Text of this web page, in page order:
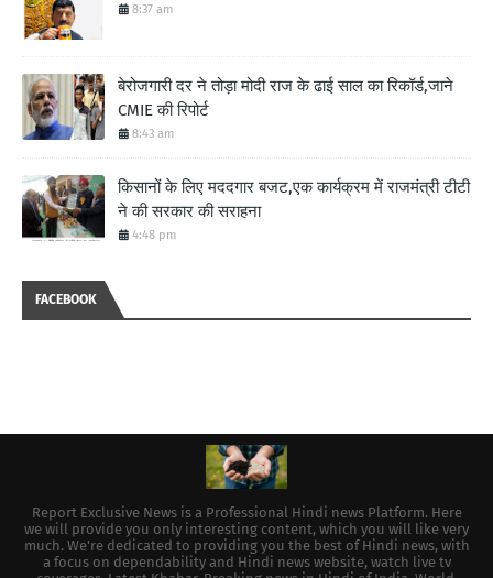
8:37 am
बेरोजगारी दर ने तोड़ा मोदी राज के ढाई साल का रिकॉर्ड,जाने
CMIE की रिपोर्ट
8:43 am
किसानों के लिए मददगार बजट,एक कार्यक्रम में राजमंत्री टीटी
ने की सरकार की सराहना
4:48 pm
FACEBOOK
Report Exclusive News is a Professional Hindi news Platform. Here
we will provide you only interesting content, which you will like very
much. We're dedicated to providing you the best of Hindi news, with
a focus on dependability and Hindi news website, watch live tv